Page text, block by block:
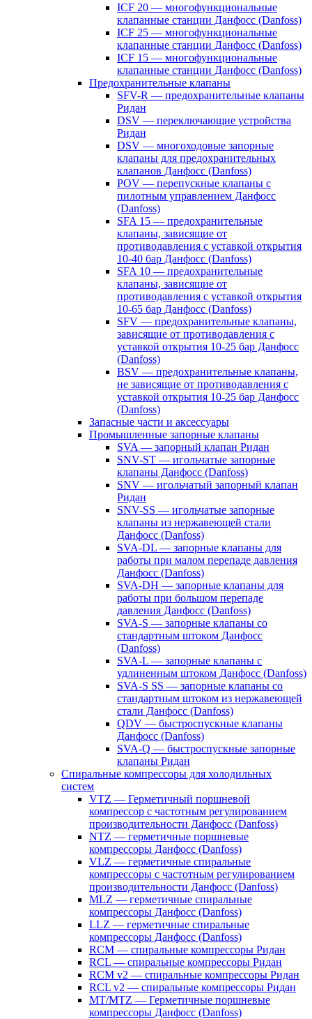
ICF 20 — многофункциональные
клапанные станции Данфосс (Danfoss)
ICF 25 — многофункциональные
клапанные станции Данфосс (Danfoss)
ICF 15 — многофункциональные
клапанные станции Данфосс (Danfoss)
Предохранительные клапаны
SFV-R — предохранительные клапаны
Ридан
DSV — переключающие устройства
Ридан
DSV — многоходовые запорные
клапаны для предохранительных
клапанов Данфосс (Danfoss)
POV — перепускные клапаны с
пилотным управлением Данфосс
(Danfoss)
SFA 15 — предохранительные
клапаны, зависящие от
противодавления с уставкой открытия
10-40 бар Данфосс (Danfoss)
SFA 10 — предохранительные
клапаны, зависящие от
противодавления с уставкой открытия
10-65 бар Данфосс (Danfoss)
SFV — предохранительные клапаны,
зависящие от противодавления с
уставкой открытия 10-25 бар Данфосс
(Danfoss)
BSV — предохранительные клапаны,
не зависящие от противодавления с
уставкой открытия 10-25 бар Данфосс
(Danfoss)
Запасные части и аксессуары
Промышленные запорные клапаны
SVA — запорный клапан Ридан
SNV-ST — игольчатые запорные
клапаны Данфосс (Danfoss)
SNV — игольчатый запорный клапан
Ридан
SNV-SS — игольчатые запорные
клапаны из нержавеющей стали
Данфосс (Danfoss)
SVA-DL — запорные клапаны для
работы при малом перепаде давления
Данфосс (Danfoss)
SVA-DH — запорные клапаны для
работы при большом перепаде
давления Данфосс (Danfoss)
SVA-S — запорные клапаны со
стандартным штоком Данфосс
(Danfoss)
SVA-L — запорные клапаны с
удлиненным штоком Данфосс (Danfoss)
SVA-S SS — запорные клапаны со
стандартным штоком из нержавеющей
стали Данфосс (Danfoss)
QDV — быстроспускные клапаны
Данфосс (Danfoss)
SVA-Q — быстроспускные запорные
клапаны Ридан
Спиральные компрессоры для холодильных
систем
VTZ — Герметичный поршневой
компрессор с частотным регулированием
производительности Данфосс (Danfoss)
NTZ — герметичные поршневые
компрессоры Данфосс (Danfoss)
VLZ — герметичные спиральные
компрессоры с частотным регулированием
производительности Данфосс (Danfoss)
MLZ — герметичные спиральные
компрессоры Данфосс (Danfoss)
LLZ — герметичные спиральные
компрессоры Данфосс (Danfoss)
RCM — спиральные компрессоры Ридан
RCL — спиральные компрессоры Ридан
RCM v2 — спиральные компрессоры Ридан
RCL v2 — спиральные компрессоры Ридан
MT/MTZ — Герметичные поршневые
компрессоры Данфосс (Danfoss)